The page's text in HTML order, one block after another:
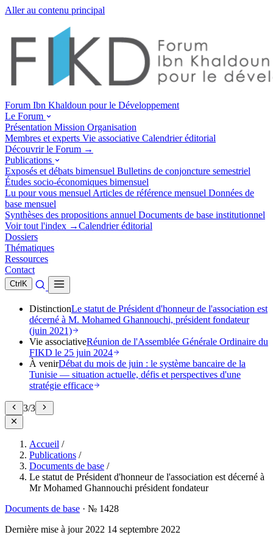
Aller au contenu principal
Forum Ibn Khaldoun pour le Développement
Le Forum
Présentation Mission Organisation
Membres et experts Vie associative Calendrier éditorial
Découvrir le Forum →
Publications
Exposés et débats bimensuel Bulletins de conjoncture semestriel
Études socio-économiques bimensuel
Lu pour vous mensuel Articles de référence mensuel Données de
base mensuel
Synthèses des propositions annuel Documents de base institutionnel
Voir tout l'index →Calendrier éditorial
Dossiers
Thématiques
Ressources
Contact
Ctrl K
DistinctionLe statut de Président d'honneur de l'association est
décerné à M. Mohamed Ghannouchi, président fondateur
(juin 2021)
Vie associativeRéunion de l'Assemblée Générale Ordinaire du
FIKD le 25 juin 2024
À venirDébat du mois de juin : le système bancaire de la
Tunisie — situation actuelle, défis et perspectives d'une
stratégie efficace
3/3
Accueil /
Publications /
Documents de base /
Le statut de Président d'honneur de l'association est décerné à
Mr Mohamed Ghannouchi président fondateur
Documents de base · № 1428
Dernière mise à jour 2022 14 septembre 2022